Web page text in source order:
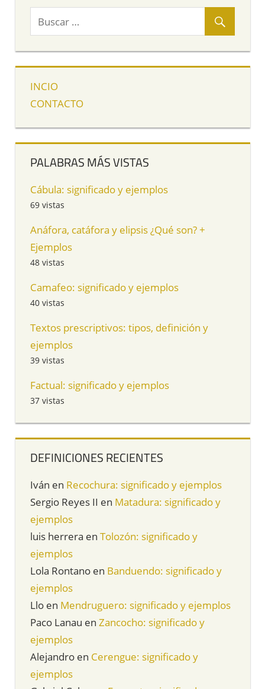
INCIO
CONTACTO
PALABRAS MÁS VISTAS
Cábula: significado y ejemplos
69 vistas
Anáfora, catáfora y elipsis ¿Qué son? +
Ejemplos
48 vistas
Camafeo: significado y ejemplos
40 vistas
Textos prescriptivos: tipos, definición y
ejemplos
39 vistas
Factual: significado y ejemplos
37 vistas
DEFINICIONES RECIENTES
Iván en Recochura: significado y ejemplos
Sergio Reyes II en Matadura: significado y
ejemplos
luis herrera en Tolozón: significado y
ejemplos
Lola Rontano en Banduendo: significado y
ejemplos
Llo en Mendruguero: significado y ejemplos
Paco Lanau en Zancocho: significado y
ejemplos
Alejandro en Cerengue: significado y
ejemplos